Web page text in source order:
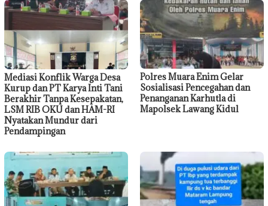
Mediasi Konflik Warga Desa
Kurup dan PT Karya Inti Tani
Berakhir Tanpa Kesepakatan,
LSM RIB OKU dan HAM-RI
Nyatakan Mundur dari
Pendampingan
Polres Muara Enim Gelar
Sosialisasi Pencegahan dan
Penanganan Karhutla di
Mapolsek Lawang Kidul